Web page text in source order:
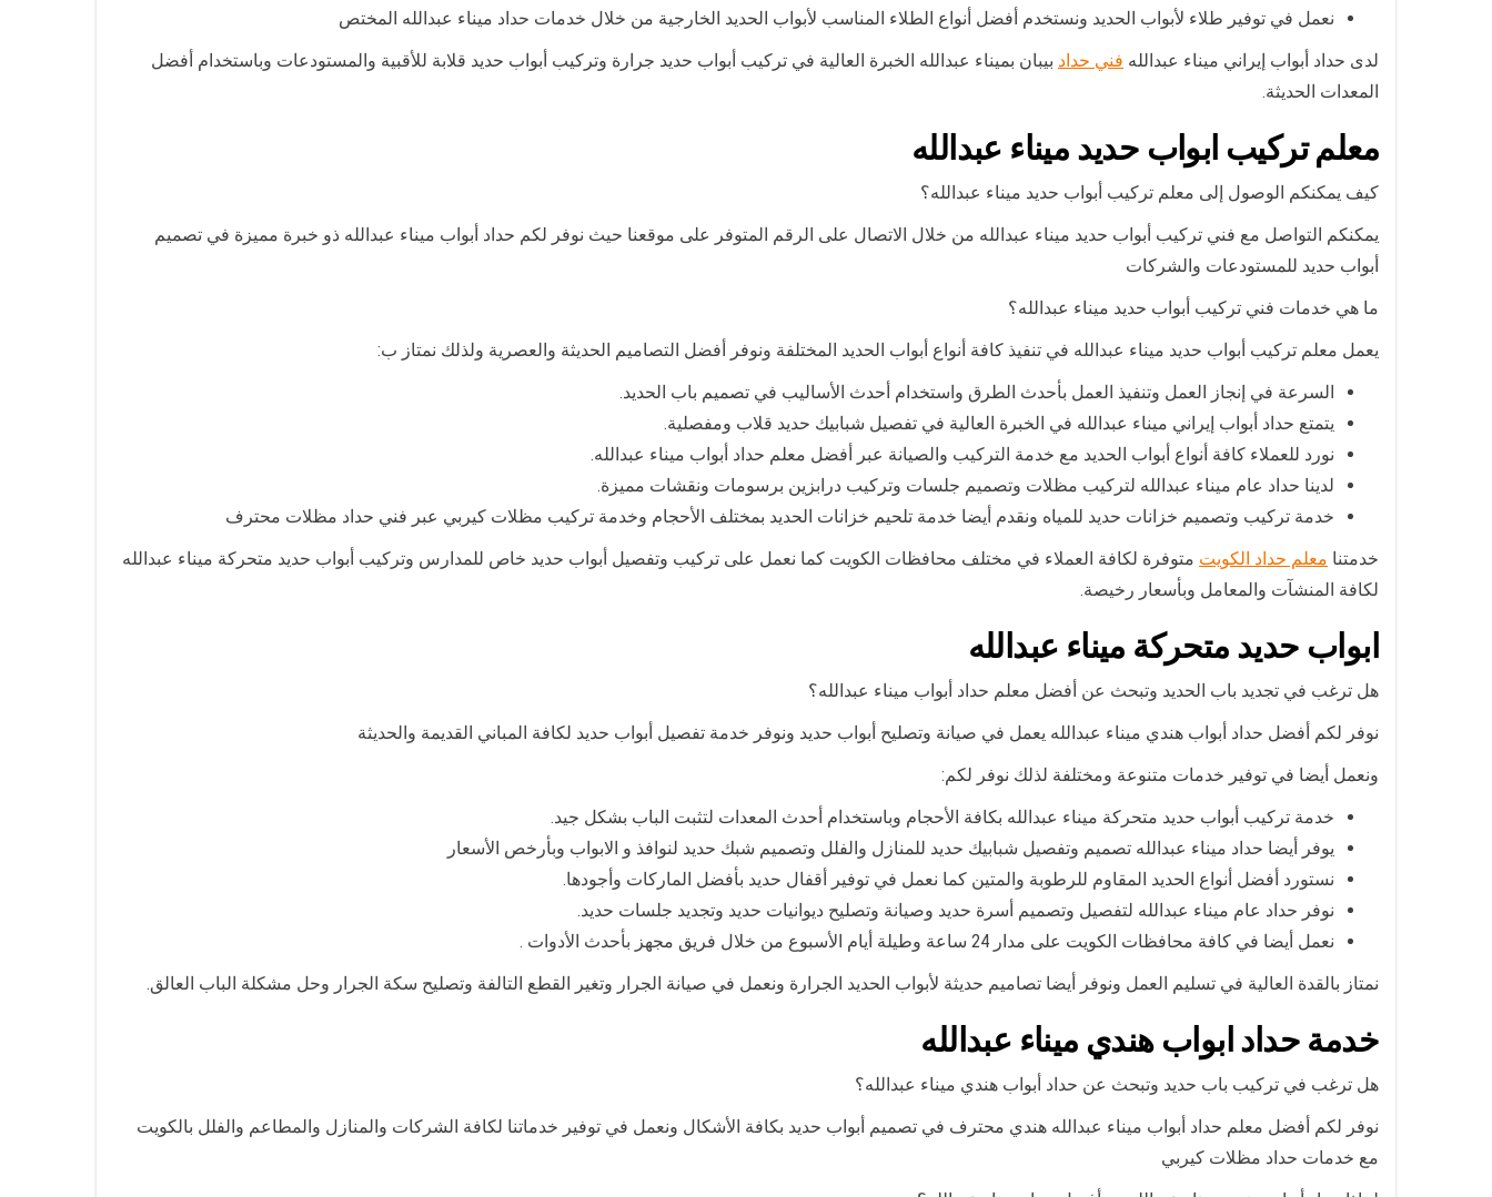
نعمل في توفير طلاء لأبواب الحديد ونستخدم أفضل أنواع الطلاء المناسب لأبواب الحديد الخارجية من خلال خدمات حداد ميناء عبدالله المختص
لدى حداد أبواب إيراني ميناء عبدالله فني حداد بيبان بميناء عبدالله الخبرة العالية في تركيب أبواب حديد جرارة وتركيب أبواب حديد قلابة للأقبية والمستودعات وباستخدام أفضل
المعدات الحديثة.
معلم تركيب ابواب حديد ميناء عبدالله
كيف يمكنكم الوصول إلى معلم تركيب أبواب حديد ميناء عبدالله؟
يمكنكم التواصل مع فني تركيب أبواب حديد ميناء عبدالله من خلال الاتصال على الرقم المتوفر على موقعنا حيث نوفر لكم حداد أبواب ميناء عبدالله ذو خبرة مميزة في تصميم
أبواب حديد للمستودعات والشركات
ما هي خدمات فني تركيب أبواب حديد ميناء عبدالله؟
يعمل معلم تركيب أبواب حديد ميناء عبدالله في تنفيذ كافة أنواع أبواب الحديد المختلفة ونوفر أفضل التصاميم الحديثة والعصرية ولذلك نمتاز ب:
السرعة في إنجاز العمل وتنفيذ العمل بأحدث الطرق واستخدام أحدث الأساليب في تصميم باب الحديد.
يتمتع حداد أبواب إيراني ميناء عبدالله في الخبرة العالية في تفصيل شبابيك حديد قلاب ومفصلية.
نورد للعملاء كافة أنواع أبواب الحديد مع خدمة التركيب والصيانة عبر أفضل معلم حداد أبواب ميناء عبدالله.
لدينا حداد عام ميناء عبدالله لتركيب مظلات وتصميم جلسات وتركيب درابزين برسومات ونقشات مميزة.
خدمة تركيب وتصميم خزانات حديد للمياه ونقدم أيضا خدمة تلحيم خزانات الحديد بمختلف الأحجام وخدمة تركيب مظلات كيربي عبر فني حداد مظلات محترف
خدمتنا معلم حداد الكويت متوفرة لكافة العملاء في مختلف محافظات الكويت كما نعمل على تركيب وتفصيل أبواب حديد خاص للمدارس وتركيب أبواب حديد متحركة ميناء عبدالله
لكافة المنشآت والمعامل وبأسعار رخيصة.
ابواب حديد متحركة ميناء عبدالله
هل ترغب في تجديد باب الحديد وتبحث عن أفضل معلم حداد أبواب ميناء عبدالله؟
نوفر لكم أفضل حداد أبواب هندي ميناء عبدالله يعمل في صيانة وتصليح أبواب حديد ونوفر خدمة تفصيل أبواب حديد لكافة المباني القديمة والحديثة
ونعمل أيضا في توفير خدمات متنوعة ومختلفة لذلك نوفر لكم:
خدمة تركيب أبواب حديد متحركة ميناء عبدالله بكافة الأحجام وباستخدام أحدث المعدات لتثبت الباب بشكل جيد.
يوفر أيضا حداد ميناء عبدالله تصميم وتفصيل شبابيك حديد للمنازل والفلل وتصميم شبك حديد لنوافذ و الابواب وبأرخص الأسعار
نستورد أفضل أنواع الحديد المقاوم للرطوبة والمتين كما نعمل في توفير أقفال حديد بأفضل الماركات وأجودها.
نوفر حداد عام ميناء عبدالله لتفصيل وتصميم أسرة حديد وصيانة وتصليح ديوانيات حديد وتجديد جلسات حديد.
نعمل أيضا في كافة محافظات الكويت على مدار 24 ساعة وطيلة أيام الأسبوع من خلال فريق مجهز بأحدث الأدوات .
نمتاز بالقدة العالية في تسليم العمل ونوفر أيضا تصاميم حديثة لأبواب الحديد الجرارة ونعمل في صيانة الجرار وتغير القطع التالفة وتصليح سكة الجرار وحل مشكلة الباب العالق.
خدمة حداد ابواب هندي ميناء عبدالله
هل ترغب في تركيب باب حديد وتبحث عن حداد أبواب هندي ميناء عبدالله؟
نوفر لكم أفضل معلم حداد أبواب ميناء عبدالله هندي محترف في تصميم أبواب حديد بكافة الأشكال ونعمل في توفير خدماتنا لكافة الشركات والمنازل والمطاعم والفلل بالكويت
مع خدمات حداد مظلات كيربي